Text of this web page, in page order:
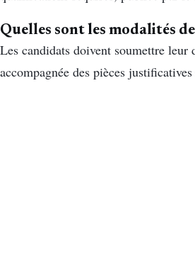
Quelles sont les modalités
Les candidats doivent soumettre leur
accompagnée des pièces